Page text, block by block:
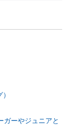
ガーやジュニアと